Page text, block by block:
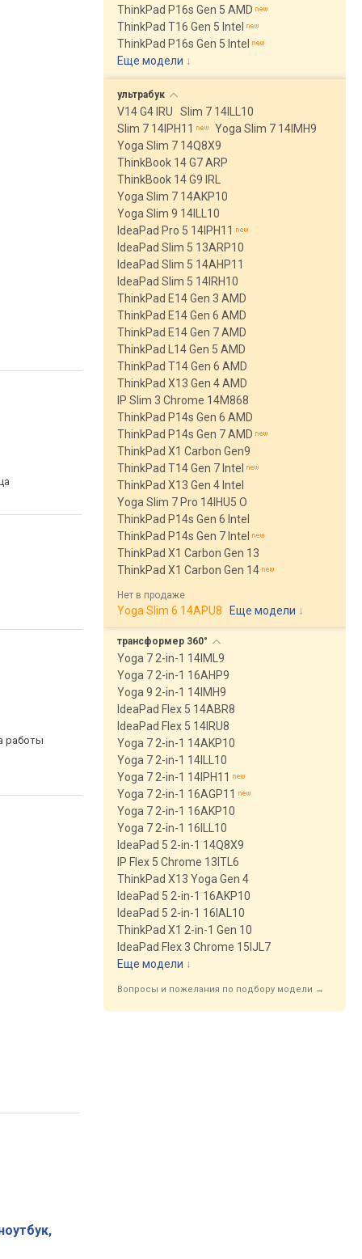
работы
ThinkPad P16s Gen 5 AMD
ThinkPad T16 Gen 5 Intel
ThinkPad P16s Gen 5 Intel
Еще модели ↓
ультрабук
V14 G4 IRU
Slim 7 14ILL10
Slim 7 14IPH11
Yoga Slim 7 14IMH9
Yoga Slim 7 14Q8X9
ThinkBook 14 G7 ARP
ThinkBook 14 G9 IRL
Yoga Slim 7 14AKP10
Yoga Slim 9 14ILL10
IdeaPad Pro 5 14IPH11
IdeaPad Slim 5 13ARP10
IdeaPad Slim 5 14AHP11
IdeaPad Slim 5 14IRH10
ThinkPad E14 Gen 3 AMD
ThinkPad E14 Gen 6 AMD
ThinkPad E14 Gen 7 AMD
ThinkPad L14 Gen 5 AMD
ThinkPad T14 Gen 6 AMD
ThinkPad X13 Gen 4 AMD
IP Slim 3 Chrome 14M868
ThinkPad P14s Gen 6 AMD
ThinkPad P14s Gen 7 AMD
ThinkPad X1 Carbon Gen9
ThinkPad T14 Gen 7 Intel
ThinkPad X13 Gen 4 Intel
Yoga Slim 7 Pro 14IHU5 O
ThinkPad P14s Gen 6 Intel
ThinkPad P14s Gen 7 Intel
ThinkPad X1 Carbon Gen 13
ThinkPad X1 Carbon Gen 14
Нет в продаже
Yoga Slim 6 14APU8 Еще модели ↓
трансформер 360°
Yoga 7 2-in-1 14IML9
Yoga 7 2-in-1 16AHP9
Yoga 9 2-in-1 14IMH9
IdeaPad Flex 5 14ABR8
IdeaPad Flex 5 14IRU8
Yoga 7 2-in-1 14AKP10
Yoga 7 2-in-1 14ILL10
Yoga 7 2-in-1 14IPH11
Yoga 7 2-in-1 16AGP11
Yoga 7 2-in-1 16AKP10
Yoga 7 2-in-1 16ILL10
IdeaPad 5 2-in-1 14Q8X9
IP Flex 5 Chrome 13ITL6
ThinkPad X13 Yoga Gen 4
IdeaPad 5 2-in-1 16AKP10
IdeaPad 5 2-in-1 16IAL10
ThinkPad X1 2-in-1 Gen 10
IdeaPad Flex 3 Chrome 15IJL7
Еще модели ↓
Вопросы и пожелания по подбору модели →